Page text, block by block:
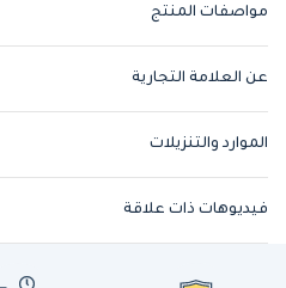
مواصفات المنتج
عن العلامة التجارية
الموارد والتنزيلات
فيديوهات ذات علاقة